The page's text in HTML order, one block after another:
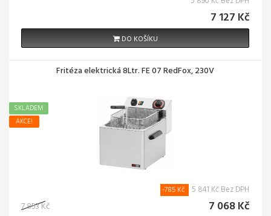
7 127 Kč
DO KOŠÍKU
Fritéza elektrická 8Ltr. FE 07 RedFox, 230V
AKCE!
SKLADEM
7 853 Kč
-785 Kč 5 841 Kč Bez DPH
7 068 Kč